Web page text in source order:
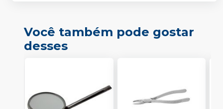
Você também pode gostar
desses